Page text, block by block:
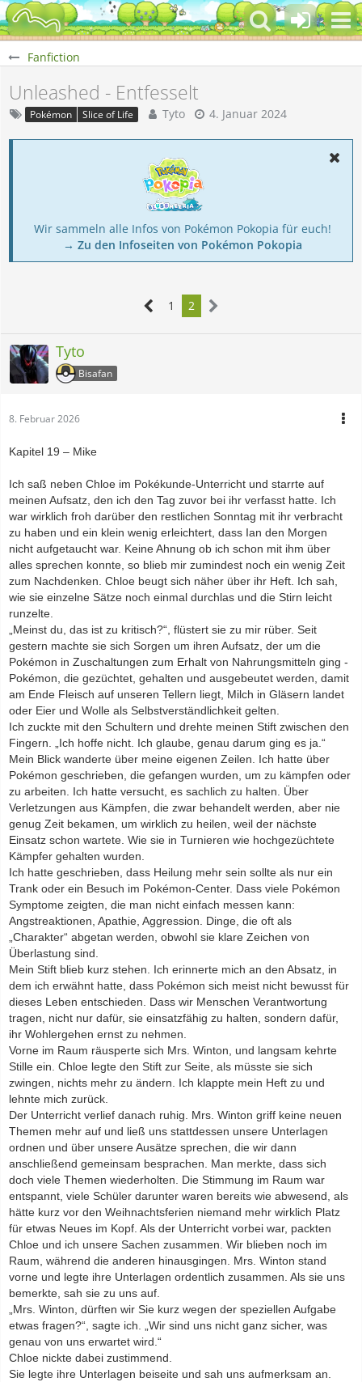
Fanfiction
Unleashed - Entfesselt
Pokémon Slice of Life Tyto 4. Januar 2024
Wir sammeln alle Infos von Pokémon Pokopia für euch!
→ Zu den Infoseiten von Pokémon Pokopia
1 2
Tyto
Bisafan
8. Februar 2026
Kapitel 19 – Mike
Ich saß neben Chloe im Pokékunde-Unterricht und starrte auf
meinen Aufsatz, den ich den Tag zuvor bei ihr verfasst hatte. Ich
war wirklich froh darüber den restlichen Sonntag mit ihr verbracht
zu haben und ein klein wenig erleichtert, dass Ian den Morgen
nicht aufgetaucht war. Keine Ahnung ob ich schon mit ihm über
alles sprechen konnte, so blieb mir zumindest noch ein wenig Zeit
zum Nachdenken. Chloe beugt sich näher über ihr Heft. Ich sah,
wie sie einzelne Sätze noch einmal durchlas und die Stirn leicht
runzelte.
„Meinst du, das ist zu kritisch?“, flüstert sie zu mir rüber. Seit
gestern machte sie sich Sorgen um ihren Aufsatz, der um die
Pokémon in Zuschaltungen zum Erhalt von Nahrungsmitteln ging -
Pokémon, die gezüchtet, gehalten und ausgebeutet werden, damit
am Ende Fleisch auf unseren Tellern liegt, Milch in Gläsern landet
oder Eier und Wolle als Selbstverständlichkeit gelten.
Ich zuckte mit den Schultern und drehte meinen Stift zwischen den
Fingern. „Ich hoffe nicht. Ich glaube, genau darum ging es ja.“
Mein Blick wanderte über meine eigenen Zeilen. Ich hatte über
Pokémon geschrieben, die gefangen wurden, um zu kämpfen oder
zu arbeiten. Ich hatte versucht, es sachlich zu halten. Über
Verletzungen aus Kämpfen, die zwar behandelt werden, aber nie
genug Zeit bekamen, um wirklich zu heilen, weil der nächste
Einsatz schon wartete. Wie sie in Turnieren wie hochgezüchtete
Kämpfer gehalten wurden.
Ich hatte geschrieben, dass Heilung mehr sein sollte als nur ein
Trank oder ein Besuch im Pokémon-Center. Dass viele Pokémon
Symptome zeigten, die man nicht einfach messen kann:
Angstreaktionen, Apathie, Aggression. Dinge, die oft als
„Charakter“ abgetan werden, obwohl sie klare Zeichen von
Überlastung sind.
Mein Stift blieb kurz stehen. Ich erinnerte mich an den Absatz, in
dem ich erwähnt hatte, dass Pokémon sich meist nicht bewusst für
dieses Leben entschieden. Dass wir Menschen Verantwortung
tragen, nicht nur dafür, sie einsatzfähig zu halten, sondern dafür,
ihr Wohlergehen ernst zu nehmen.
Vorne im Raum räusperte sich Mrs. Winton, und langsam kehrte
Stille ein. Chloe legte den Stift zur Seite, als müsste sie sich
zwingen, nichts mehr zu ändern. Ich klappte mein Heft zu und
lehnte mich zurück.
Der Unterricht verlief danach ruhig. Mrs. Winton griff keine neuen
Themen mehr auf und ließ uns stattdessen unsere Unterlagen
ordnen und über unsere Ausätze sprechen, die wir dann
anschließend gemeinsam besprachen. Man merkte, dass sich
doch viele Themen wiederholten. Die Stimmung im Raum war
entspannt, viele Schüler darunter waren bereits wie abwesend, als
hätte kurz vor den Weihnachtsferien niemand mehr wirklich Platz
für etwas Neues im Kopf. Als der Unterricht vorbei war, packten
Chloe und ich unsere Sachen zusammen. Wir blieben noch im
Raum, während die anderen hinausgingen. Mrs. Winton stand
vorne und legte ihre Unterlagen ordentlich zusammen. Als sie uns
bemerkte, sah sie zu uns auf.
„Mrs. Winton, dürften wir Sie kurz wegen der speziellen Aufgabe
etwas fragen?“, sagte ich. „Wir sind uns nicht ganz sicher, was
genau von uns erwartet wird.“
Chloe nickte dabei zustimmend.
Sie legte ihre Unterlagen beiseite und sah uns aufmerksam an.